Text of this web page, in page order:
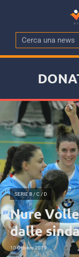
SERIE B / C / D
Nure
dalle
San
10 Ottobre 2019